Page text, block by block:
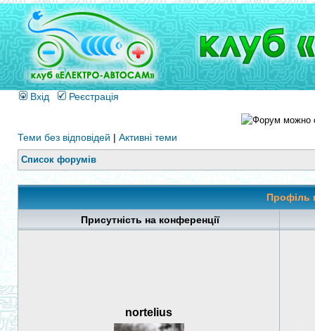
Вхід Реєстрація
Теми без відповідей | Активні теми
Список форумів
Профіль
Присутність на конференції
nortelius